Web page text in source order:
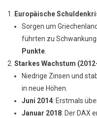
Europäische
Sorgen um
führten zu
Punkte.
Starkes Wachstum
Niedrige Zinsen und
in neue Höhen.
Juni 2014: Erstmals
Januar 2018: Der DAX